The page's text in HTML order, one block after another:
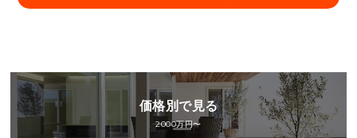
価格別で見る
2000万円〜